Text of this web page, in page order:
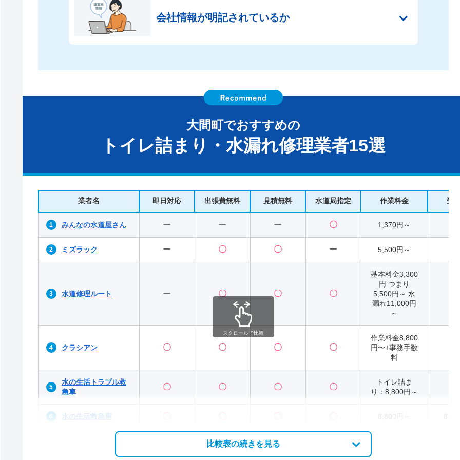
会社情報が明記されているか
大間町でおすすめの
トイレ詰まり・水漏れ修理業者15選
業者名 即日対応 出張費無料 見積無料 水道局指定 作業料金 受
みんなの水道屋さん ー ー ー 〇 1,370円～
ミズラック ー 〇 〇 ー 5,500円～
水道修理ルート ー 〇 〇 〇
基本料金3,300
円 つまり
5,500円～ 水
漏れ11,000円
～
クラシアン 〇 〇 〇 〇
作業料金8,800
円〜+事務手数
料
水の生活トラブル救
急車
〇 〇 〇 〇
トイレ詰ま
り：8,800円～
水の生活救急車 8,800円～
スクロールで比較
比較表の続きを見る